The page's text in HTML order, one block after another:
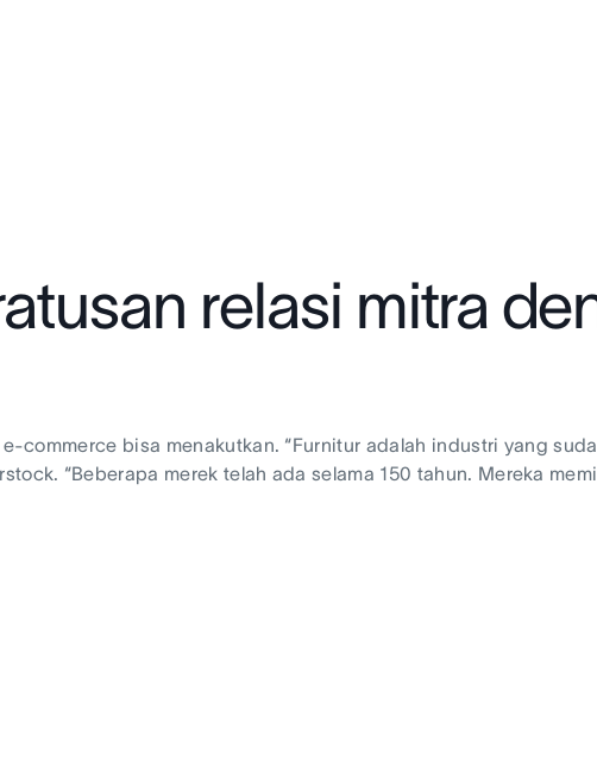
relasi mitra
bisa menakutkan. “Furnitur adalah industri yang
“Beberapa merek telah ada selama 150 tahun. Mereka